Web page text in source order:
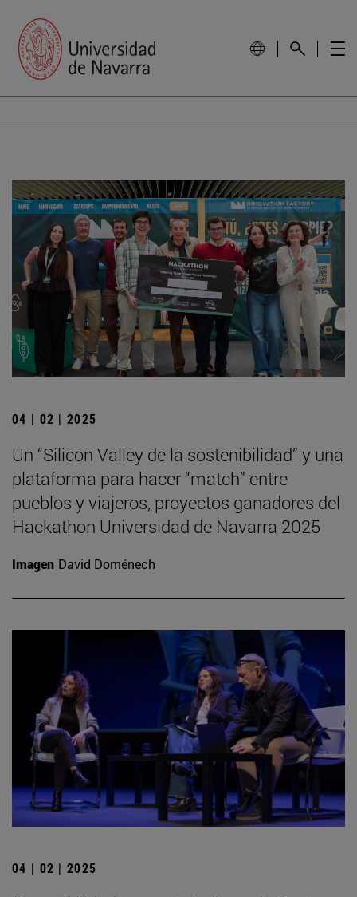
04 | 02 | 2025
Un “Silicon Valley de la sostenibilidad” y una
plataforma para hacer “match” entre
pueblos y viajeros, proyectos ganadores del
Hackathon Universidad de Navarra 2025
Imagen David Doménech
04 | 02 | 2025